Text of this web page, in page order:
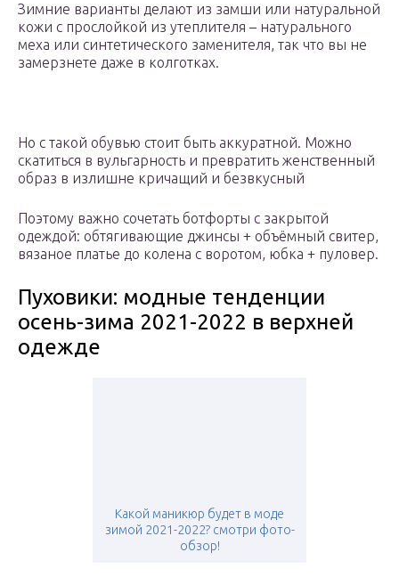
Зимние варианты делают из замши или натуральной
кожи с прослойкой из утеплителя – натурального
меха или синтетического заменителя, так что вы не
замерзнете даже в колготках.
Но с такой обувью стоит быть аккуратной. Можно
скатиться в вульгарность и превратить женственный
образ в излишне кричащий и безвкусный
Поэтому важно сочетать ботфорты с закрытой
одеждой: обтягивающие джинсы + объёмный свитер,
вязаное платье до колена с воротом, юбка + пуловер.
Пуховики: модные тенденции
осень-зима 2021-2022 в верхней
одежде
Какой маникюр будет в моде
зимой 2021-2022? смотри фото-
обзор!